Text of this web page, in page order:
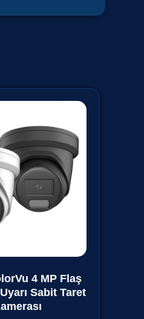
4 MP Flaş
Sabit Taret